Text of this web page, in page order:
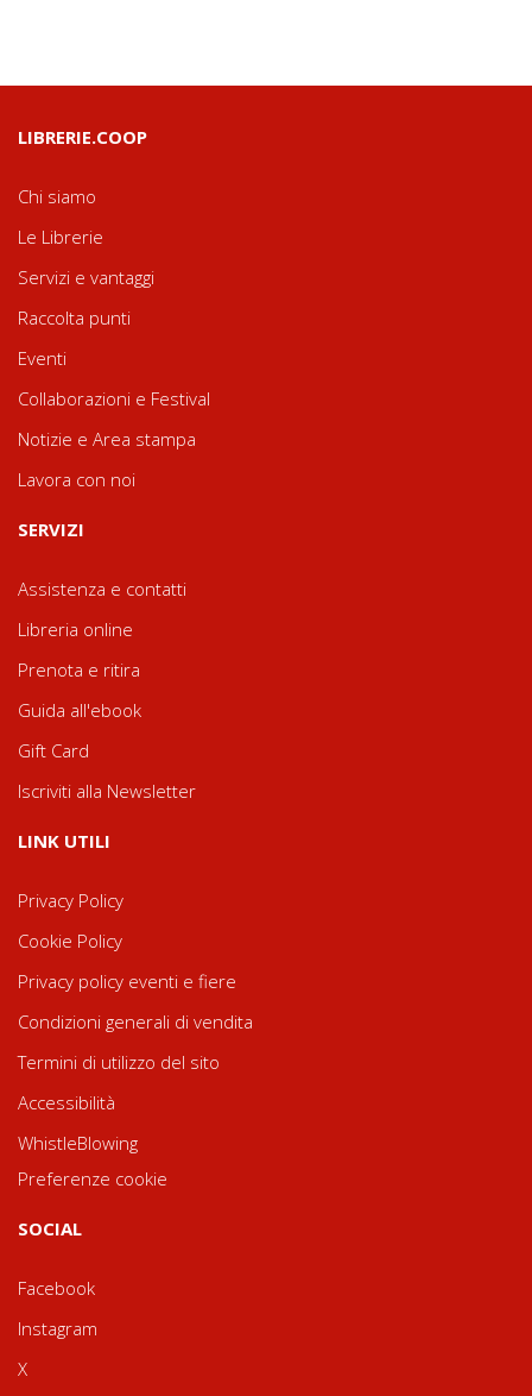
LIBRERIE.COOP
Chi siamo
Le Librerie
Servizi e vantaggi
Raccolta punti
Eventi
Collaborazioni e Festival
Notizie e Area stampa
Lavora con noi
SERVIZI
Assistenza e contatti
Libreria online
Prenota e ritira
Guida all'ebook
Gift Card
Iscriviti alla Newsletter
LINK UTILI
Privacy Policy
Cookie Policy
Privacy policy eventi e fiere
Condizioni generali di vendita
Termini di utilizzo del sito
Accessibilità
WhistleBlowing
Preferenze cookie
SOCIAL
Facebook
Instagram
X